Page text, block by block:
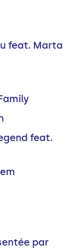
feat. Marta
feat.
par